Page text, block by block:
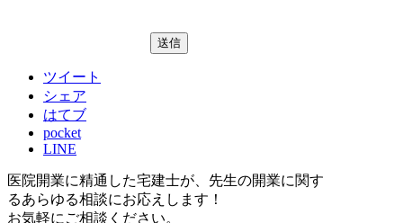
ツイート
シェア
はてブ
pocket
LINE
医院開業に精通した宅建士が、 先生の開業に関す
るあらゆる相談にお応えします！
お気軽にご相談ください。